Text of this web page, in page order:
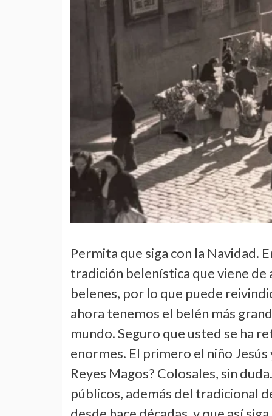
Permita que siga con la Navidad.
tradición belenística que viene de
belenes, por lo que puede
ahora tenemos el belén más
mundo. Seguro que usted se ha
enormes. El primero el niño
Reyes Magos? Colosales, sin
públicos, además del tradicional